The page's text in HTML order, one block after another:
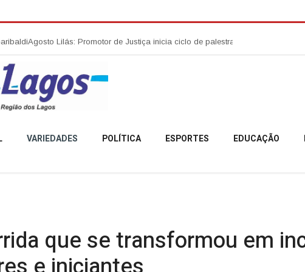
Promotor de Justiça inicia ciclo de palestras sobre combate à violência contra
VARIEDADES POLÍTICA ESPORTES EDUCAÇÃO
que se transformou em